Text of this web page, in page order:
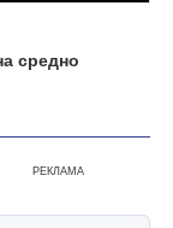
средно
РЕКЛАМА